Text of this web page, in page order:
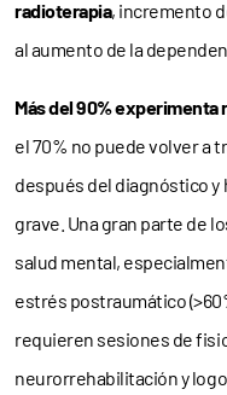
radioterapia, incremento
al aumento de la
Más del 90%
el 70% no puede volver a
después del diagnóstico
grave. Una gran parte de
salud mental,
estrés postraumático
requieren sesiones de
neurorrehabilitación y